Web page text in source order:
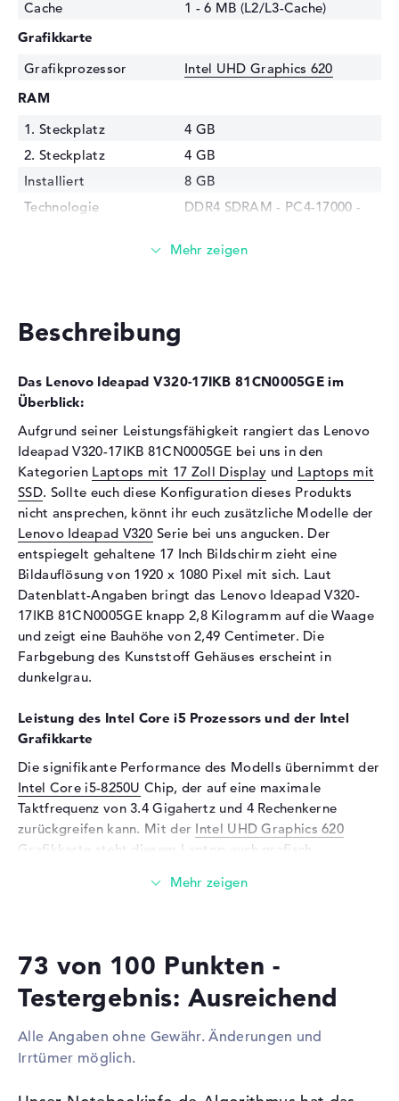
Cache
1 - 6 MB (L2/L3-Cache)
Grafikkarte
Grafikprozessor
Intel UHD Graphics 620
RAM
1. Steckplatz
4 GB
2. Steckplatz
4 GB
Installiert
8 GB
Technologie
DDR4 SDRAM - PC4-17000 -
2. Festplatte
Festplatte)
Optische Speicher
Laufwerks-Typ
ohne Laufwerk
Display
Display-Typ
17,3" TFT
Max. Auflösung
1920 x 1080
Auflösungstyp
Full-HD
Besonderheiten
Display, entspiegelt, LED-
Hintergrundbeleuchtung, IPS
Panel
Kartenleser
Unterstützte Flash-
Audio
Soundkarte
onboard
Mikrofon
vorhanden
Webcam
Sensorauflösung
0,9 MP
Netzwerk
Netzwerkkarte
Gigabit Ethernet
(10/100/1000)
WLAN
802.11a, 802.11b, 802.11g,
802.11n, 802.11ac
Beschreibung
Das Lenovo Ideapad V320-17IKB 81CN0005GE im
Überblick:
Aufgrund seiner Leistungsfähigkeit rangiert das Lenovo
Ideapad V320-17IKB 81CN0005GE bei uns in den
Kategorien Laptops mit 17 Zoll Display und Laptops mit
SSD. Sollte euch diese Konfiguration dieses Produkts
nicht ansprechen, könnt ihr euch zusätzliche Modelle der
Lenovo Ideapad V320 Serie bei uns angucken. Der
entspiegelt gehaltene 17 Inch Bildschirm zieht eine
Bildauflösung von 1920 x 1080 Pixel mit sich. Laut
Datenblatt-Angaben bringt das Lenovo Ideapad V320-
17IKB 81CN0005GE knapp 2,8 Kilogramm auf die Waage
und zeigt eine Bauhöhe von 2,49 Centimeter. Die
Farbgebung des Kunststoff Gehäuses erscheint in
dunkelgrau.
Leistung des Intel Core i5 Prozessors und der Intel
Grafikkarte
Die signifikante Performance des Modells übernimmt der
Intel Core i5-8250U Chip, der auf eine maximale
Taktfrequenz von 3.4 Gigahertz und 4 Rechenkerne
zurückgreifen kann. Mit der Intel UHD Graphics 620
Grafikkarte steht diesem Laptop auch grafisch
Das Lenovo Ideapad V320-17IKB 81CN0005GE wird mit 8
einer Obergrenze von 12 GB aufrüsten möchte, benötigt
HDD Festplatte (1 TB) und one SDD Festplatte (256 GB)
ermöglichen Freiraum für eure allgemeinen Ordner,
73 von 100 Punkten -
Testergebnis: Ausreichend
Alle Angaben ohne Gewähr. Änderungen und
Irrtümer möglich.